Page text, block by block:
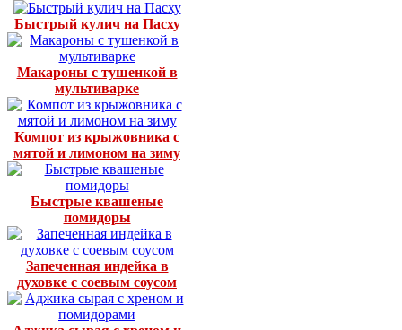
Быстрый кулич на Пасху
Макароны с тушенкой в
мультиварке
Компот из крыжовника с
мятой и лимоном на зиму
Быстрые квашеные
помидоры
Запеченная индейка в
духовке с соевым соусом